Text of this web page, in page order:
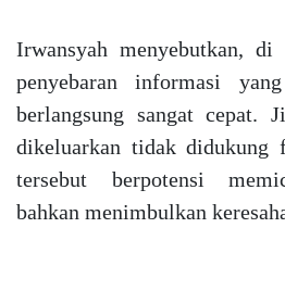
Irwansyah menyebutkan,
penyebaran informasi
berlangsung sangat cepat.
dikeluarkan tidak didukung
tersebut berpotensi
bahkan menimbulkan